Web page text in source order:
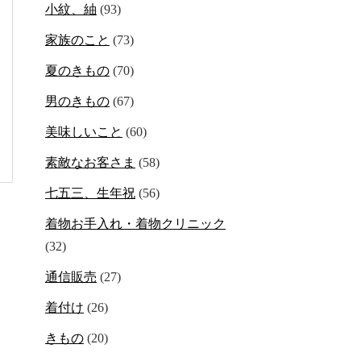
小紋、紬 (93)
家族のこと (73)
夏のきもの (70)
男のきもの (67)
美味しいこと (60)
素敵なお客さま (58)
七五三、生年祝 (56)
着物お手入れ・着物クリニック
(32)
通信販売 (27)
着付け (26)
きもの (20)